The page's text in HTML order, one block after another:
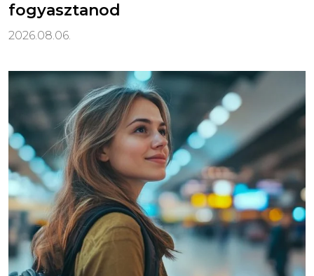
fogyasztanod
2026.08.06.